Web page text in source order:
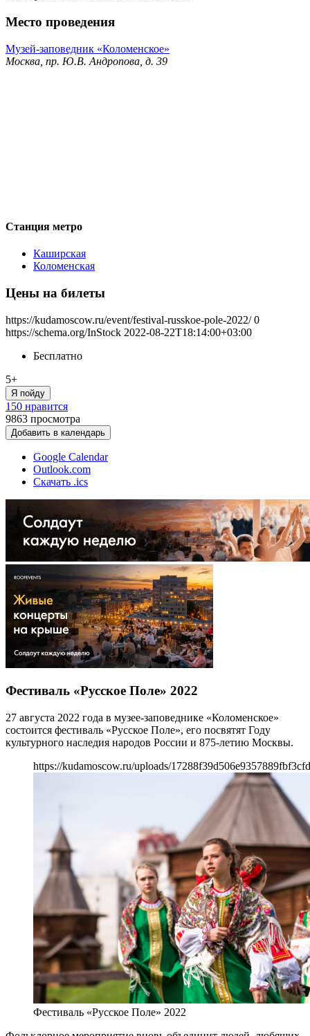
Место проведения
Музей-заповедник «Коломенское»
Москва, пр. Ю.В. Андропова, д. 39
Станция метро
Каширская
Коломенская
Цены на билеты
https://kudamoscow.ru/event/festival-russkoe-pole-2022/ 0
https://schema.org/InStock 2022-08-22T18:14:00+03:00
Бесплатно
5+
Я пойду
150 нравится
9863 просмотра
Добавить в календарь
Google Calendar
Outlook.com
Скачать .ics
Фестиваль «Русское Поле» 2022
27 августа 2022 года в музее-заповеднике «Коломенское»
состоится фестиваль «Русское Поле», его посвятят Году
культурного наследия народов России и 875-летию Москвы.
https://kudamoscow.ru/uploads/
Фестиваль «Русское Поле» 2022